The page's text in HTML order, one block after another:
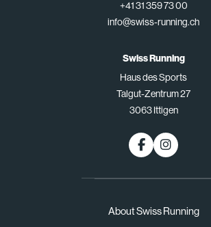
About Swiss Running
+41 31 359 73 00
info@swiss-running.ch
Swiss Running
Haus des Sports
Talgut-Zentrum 27
3063 Ittigen